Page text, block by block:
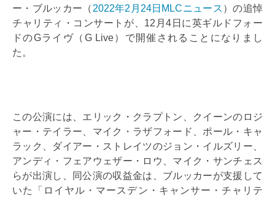
ー・ブルッカー（ 2022年2月24日MLCニュース ）の追悼
チャリティ・コンサートが、12月4日に英ギルドフォー
ドのGライヴ（G Live）で開催されることになりまし
た。
この公演には、エリック・クラプトン、クイーンのロジ
ャー・テイラー、マイク・ラザフォード、ポール・キャ
ラック、ダイアー・ストレイツのジョン・イルズリー、
アンディ・フェアウェザー・ロウ、マイク・サンチェス
らが出演し、同公演の収益金は、ブルッカーが支援して
いた「ロイヤル・マースデン・キャンサー・チャリテ